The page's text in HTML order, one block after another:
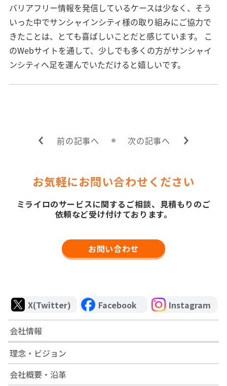
バリアフリー情報を発信しているケースは少なく、そう
いった中でサンシャインシティ様の取り組みにご協力で
きたことは、とても喜ばしいことだと感じています。 こ
のWebサイトを通して、少しでも多くの方がサンシャイ
ンシティへ足を運んでいただけると嬉しいです。
前の記事へ 次の記事へ
お気軽にお問い合わせください
ミライロのサービスに関するご相談、見積もりのご
依頼など受け付けております。
お問い合わせ
X(Twitter) Facebook Instagram
会社情報
理念・ビジョン
会社概要・沿革